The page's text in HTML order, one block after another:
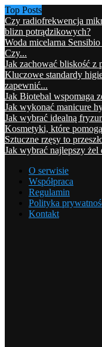
Top Posts
Czy radiofrekwencja
blizn potrądzikowych?
Woda micelarna
Czy...
Jak zachować bliskość z
Kluczowe standardy
zapewnić...
Jak Biotebal wspomaga
Jak wykonać manicure
Jak wybrać idealną
Kosmetyki, które
Sztuczne rzęsy to
Jak wybrać najlepszy
O serwisie
Współpraca
Regulamin
Polityka
Kontakt